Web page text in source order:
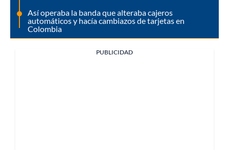
Así operaba la banda que alteraba cajeros
automáticos y hacía cambiazos de tarjetas en
Colombia
PUBLICIDAD